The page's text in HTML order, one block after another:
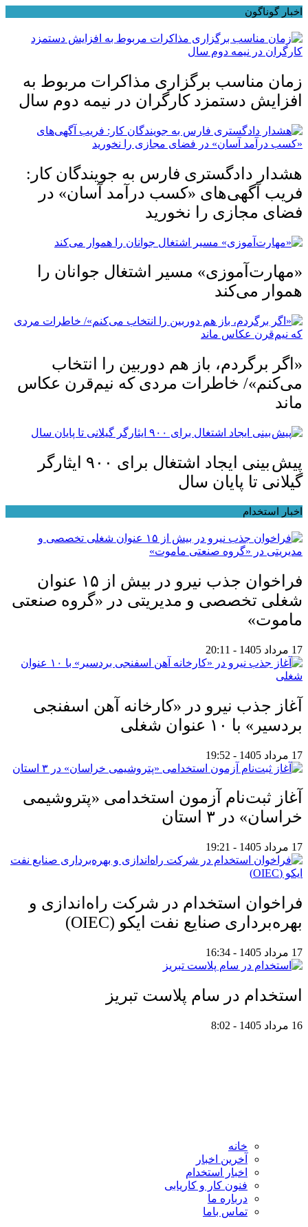
اخبار گوناگون
زمان مناسب برگزاری مذاکرات مربوط به
افزایش دستمزد کارگران در نیمه دوم سال
هشدار دادگستری فارس به جویندگان کار:
فریب آگهی‌های «کسب درآمد آسان» در
فضای مجازی را نخورید
«مهارت‌آموزی» مسیر اشتغال جوانان را
هموار می‌کند
«اگر برگردم، باز هم دوربین را انتخاب
می‌کنم»/ خاطرات مردی که نیم‌قرن عکاس
ماند
پیش بینی ایجاد اشتغال برای ۹۰۰ ایثارگر
گیلانی تا پایان سال
اخبار استخدام
فراخوان جذب نیرو در بیش از ۱۵ عنوان
شغلی تخصصی و مدیریتی در «گروه صنعتی
ماموت»
17 مرداد 1405 - 20:11
آغاز جذب نیرو در «کارخانه آهن اسفنجی
بردسیر» با ۱۰ عنوان شغلی
17 مرداد 1405 - 19:52
آغاز ثبت‌نام آزمون استخدامی «پتروشیمی
خراسان» در ۳ استان
17 مرداد 1405 - 19:21
فراخوان استخدام در شرکت راه‌اندازی و
بهره‌برداری صنایع نفت ایکو (OIEC)
17 مرداد 1405 - 16:34
استخدام در سام پلاست تبریز
16 مرداد 1405 - 8:02
خانه
آخرین اخبار
اخبار استخدام
فنون کار و کاریابی
درباره ما
تماس باما